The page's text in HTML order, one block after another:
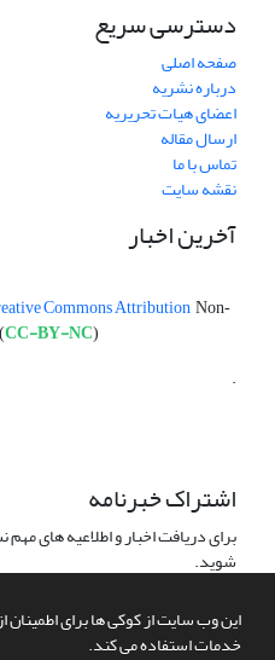
این وب سایت از کوکی ها برای اطمینان
خدمات استفاده می کند.
دسترسی سریع
صفحه اصلی
درباره نشریه
اعضای هیات تحریریه
ارسال مقاله
تماس با ما
نقشه سایت
آخرین اخبار
Commons Attribution Non-
CC-BY-NC)
.
اشتراک خبرنامه
برای دریافت اخبار و اطلاعیه های
شوید.